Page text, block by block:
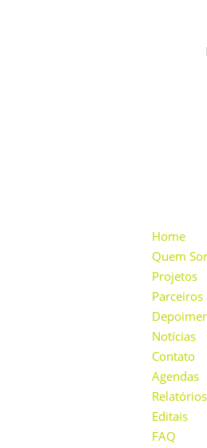
Home
Quem
Projetos
Parceiros
Notícias
Contato
Agendas
Relatórios
Editais
FAQ